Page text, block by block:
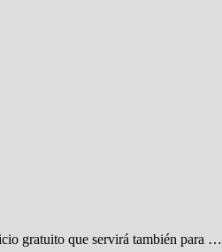
gratuito que servirá también para …